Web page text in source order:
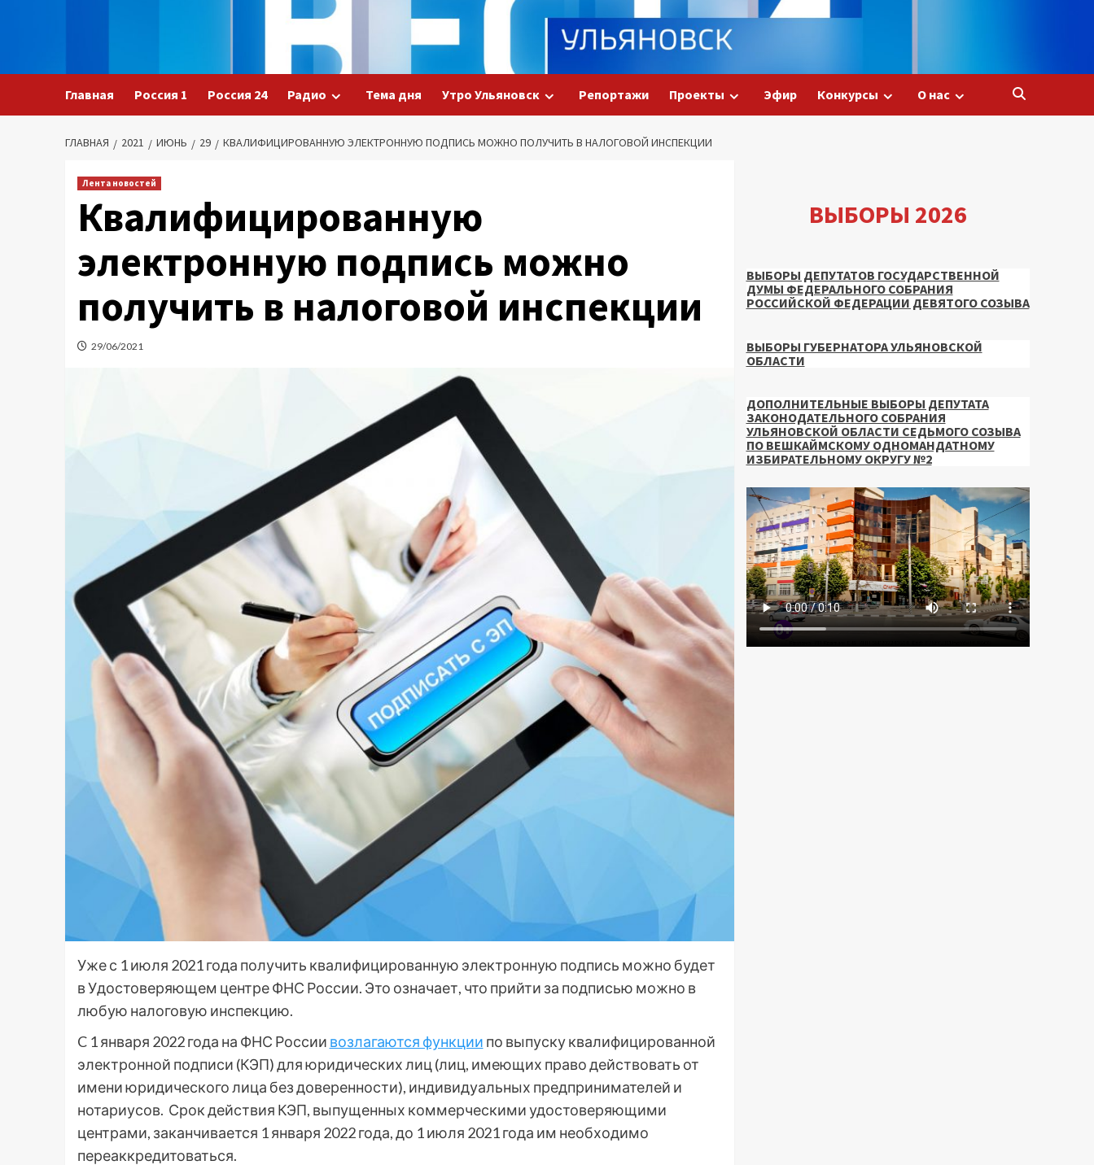
Главная Россия 1 Россия 24 Радио Тема дня Утро Ульяновск Репортажи Проекты Эфир Конкурсы О нас
ГЛАВНАЯ 2021 ИЮНЬ 29 КВАЛИФИЦИРОВАННУЮ ЭЛЕКТРОННУЮ ПОДПИСЬ МОЖНО ПОЛУЧИТЬ В НАЛОГОВОЙ ИНСПЕКЦИИ
Лента новостей
Квалифицированную
электронную подпись можно
получить в налоговой инспекции
29/06/2021
Уже с 1 июля 2021 года получить квалифицированную электронную подпись можно будет
в Удостоверяющем центре ФНС России. Это означает, что прийти за подписью можно в
любую налоговую инспекцию.
C 1 января 2022 года на ФНС России возлагаются функции по выпуску квалифицированной
электронной подписи (КЭП) для юридических лиц (лиц, имеющих право действовать от
имени юридического лица без доверенности), индивидуальных предпринимателей и
нотариусов. Срок действия КЭП, выпущенных коммерческими удостоверяющими
центрами, заканчивается 1 января 2022 года, до 1 июля 2021 года им необходимо
переаккредитоваться.
ВЫБОРЫ 2026
ВЫБОРЫ ДЕПУТАТОВ ГОСУДАРСТВЕННОЙ
ДУМЫ ФЕДЕРАЛЬНОГО СОБРАНИЯ
РОССИЙСКОЙ ФЕДЕРАЦИИ ДЕВЯТОГО СОЗЫВА
ВЫБОРЫ ГУБЕРНАТОРА УЛЬЯНОВСКОЙ
ОБЛАСТИ
ДОПОЛНИТЕЛЬНЫЕ ВЫБОРЫ ДЕПУТАТА
ЗАКОНОДАТЕЛЬНОГО СОБРАНИЯ
УЛЬЯНОВСКОЙ ОБЛАСТИ СЕДЬМОГО СОЗЫВА
ПО ВЕШКАЙМСКОМУ ОДНОМАНДАТНОМУ
ИЗБИРАТЕЛЬНОМУ ОКРУГУ №2